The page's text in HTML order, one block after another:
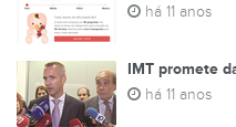
há 11 anos
IMT promete
há 11 anos